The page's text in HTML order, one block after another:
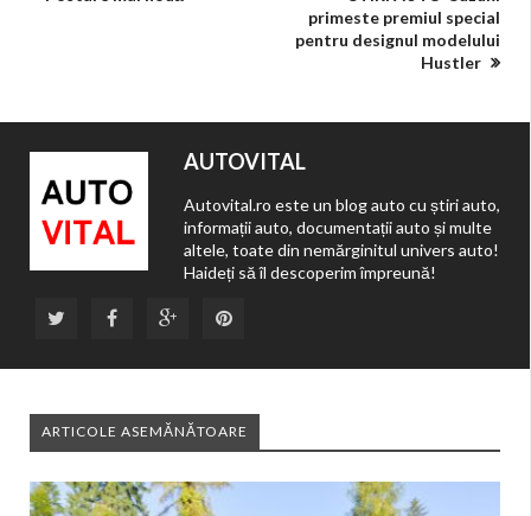
primeste premiul special
pentru designul modelului
Hustler
AUTOVITAL
Autovital.ro este un blog auto cu știri auto,
informații auto, documentații auto și multe
altele, toate din nemărginitul univers auto!
Haideți să îl descoperim împreună!
ARTICOLE ASEMĂNĂTOARE